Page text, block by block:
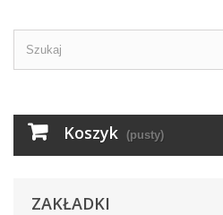
Koszyk (pusty)
ZAKŁADKI